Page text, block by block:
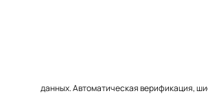
данных. Автоматическая верификация,